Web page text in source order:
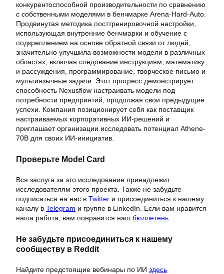
конкурентоспособной производительности по сравнению
с собственными моделями в бенчмарке Arena-Hard-Auto.
Продвинутая методика посттренировочной настройки,
использующая внутренние бенчмарки и обучение с
подкреплением на основе обратной связи от людей,
значительно улучшила возможности модели в различных
областях, включая следование инструкциям, математику
и рассуждения, программирование, творческое письмо и
мультиязычные задачи. Этот прогресс демонстрирует
способность Nexusflow настраивать модели под
потребности предприятий, продолжая свои предыдущие
успехи. Компания позиционирует себя как поставщик
настраиваемых корпоративных ИИ-решений и
приглашает организации исследовать потенциал Athene-
70B для своих ИИ-инициатив.
Проверьте Model Card
Вся заслуга за это исследование принадлежит
исследователям этого проекта. Также не забудьте
подписаться на нас в Twitter и присоединиться к нашему
каналу в Telegram и группе в LinkedIn. Если вам нравится
наша работа, вам понравится наш бюллетень
Не забудьте присоединиться к нашему
сообществу в Reddit
Найдите предстоящие вебинары по ИИ здесь